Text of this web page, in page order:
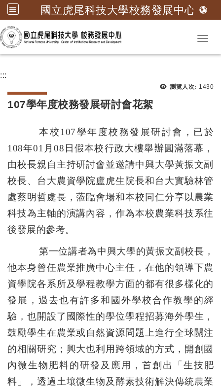
國立虎尾科技大學校務發展中心
跳到主要內容
:::
瀏覽人次: 瀏覽
1430
107學年度校務發展研討會花絮
本校107學年度校務發展研討會，已於
108年01月08日假本校行政大樓舉辦圓滿落幕，
由校長親自主持研討會並邀請中興大學黃振文副
校長、台大農資學院盧虎生院長和台大實驗林管
處蔡明哲處長，蒞臨會場和本校同仁分享以農業
科技為主軸的演講內容，作為本校農業科技系往
後發展的參考。
第一位講者為中興大學的黃振文副校長，
他本身曾任農業推廣中心主任，在他的領導下農
資學院各系所及學程教學方面的都有很多樣化的
發展，過去也有許多和國外學校合作教學的經
驗，也開設了國際性的學位學程招募海外學生，
鼓勵學生在農業或自然資源問題上進行全球關注
的相關研究；興大也利用跨領域的方式，開創國
內微生物肥料的研發及應用，首創出「生技肥
料」，透過土壤微生物及酵素技術解決傳統農業